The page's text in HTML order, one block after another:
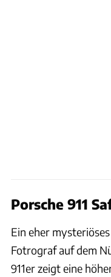
Porsche 911
Ein eher
Fotrograf auf dem
911er zeigt eine